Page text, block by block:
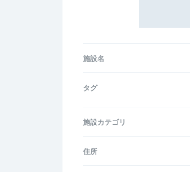
施設名
タグ
施設カテゴリ
住所